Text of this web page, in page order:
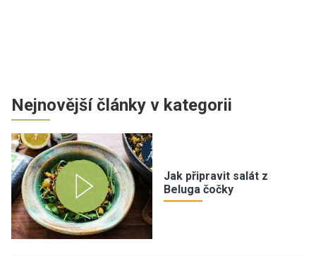
Nejnovější články v kategorii
Jak připravit salát z
Beluga čočky